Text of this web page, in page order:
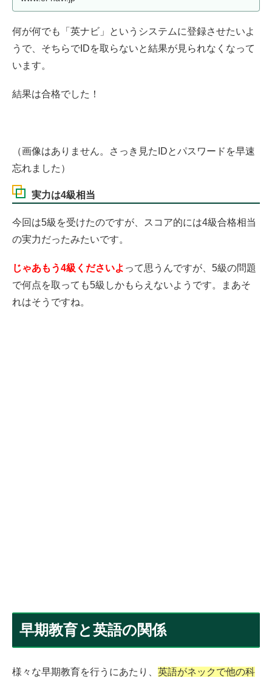
何が何でも「英ナビ」というシステムに登録させたいよ
うで、そちらでIDを取らないと結果が見られなくなって
います。
結果は合格でした！
（画像はありません。さっき見たIDとパスワードを早速
忘れました）
実力は4級相当
今回は5級を受けたのですが、スコア的には4級合格相当
の実力だったみたいです。
じゃあもう4級くださいよ って思うんですが、5級の問題
で何点を取っても5級しかもらえないようです。まあそ
れはそうですね。
早期教育と英語の関係
様々な早期教育を行うにあたり、 英語がネックで他の科